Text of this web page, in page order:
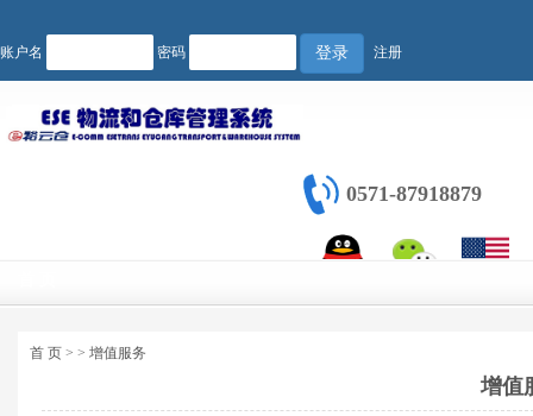
账户名 密码 登录 注册
0571-87918879
首 页 > > 增值服务
增值